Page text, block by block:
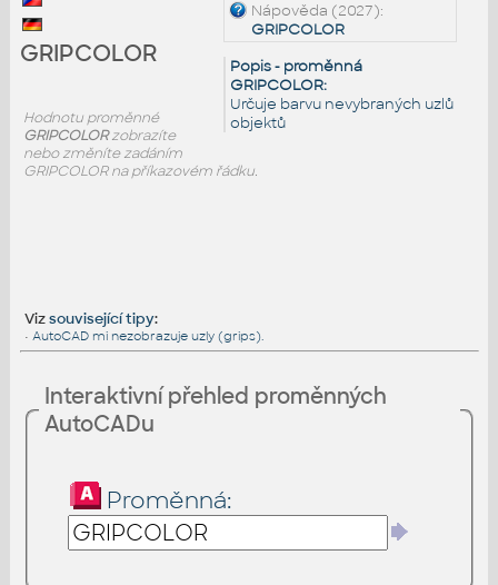
Nápověda (2027):
GRIPCOLOR
Popis - proměnná
GRIPCOLOR:
Určuje barvu nevybraných uzlů
objektů
GRIPCOLOR
Hodnotu proměnné
GRIPCOLORzobrazíte
nebo změníte zadáním
GRIPCOLOR na příkazovém řádku.
Vizsouvisející tipy:
• AutoCAD mi nezobrazuje uzly (grips).
Interaktivní přehled proměnných
AutoCADu
Proměnná: